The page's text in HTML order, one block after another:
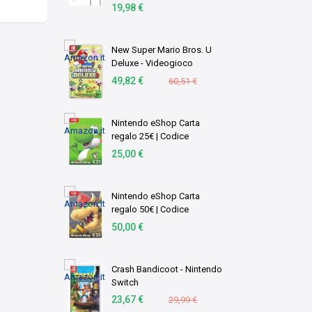
con Cavo 1.5M/5FT Carica
Dock …
19,98 €
New Super Mario Bros. U
Deluxe - Videogioco
Nintendo - Ed. Italiana -
49,82 € 60,51 €
Nintendo eShop Carta
regalo 25€ | Codice
download (EU) | Switch
25,00 €
Nintendo eShop Carta
regalo 50€ | Codice
download (EU) | Switch
50,00 €
Crash Bandicoot - Nintendo
Switch
23,67 € 29,99 €